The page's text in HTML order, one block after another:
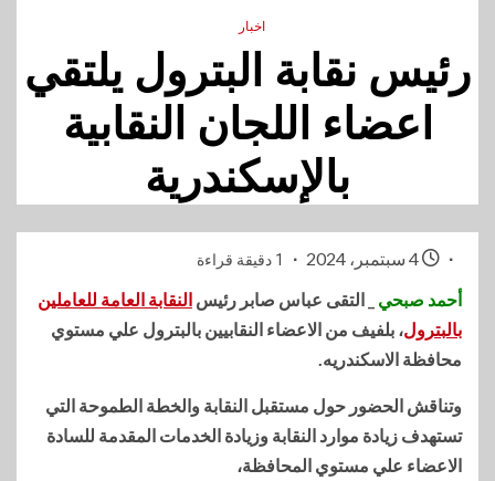
اخبار
رئيس نقابة البترول يلتقي
اعضاء اللجان النقابية
بالإسكندرية
1 دقيقة قراءة
أحمد صبحي _ التقى عباس صابر رئيس النقابة العامة للعاملين
بالبترول، بلفيف من الاعضاء النقابيين بالبترول علي مستوي
محافظة الاسكندريه.
وتناقش الحضور حول مستقبل النقابة والخطة الطموحة التي
تستهدف زيادة موارد النقابة وزيادة الخدمات المقدمة للسادة
الاعضاء علي مستوي المحافظة،